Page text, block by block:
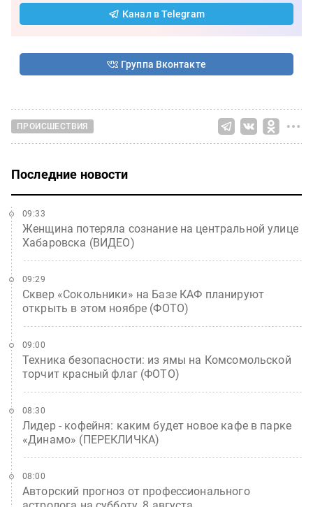
Канал в Telegram
Группа Вконтакте
ПРОИСШЕСТВИЯ
Последние новости
Женщина потеряла сознание на центральной улице
Хабаровска (ВИДЕО)
09:33
Сквер «Сокольники» на Базе КАФ планируют
открыть в этом ноябре (ФОТО)
09:29
Техника безопасности: из ямы на Комсомольской
торчит красный флаг (ФОТО)
09:00
Лидер - кофейня: каким будет новое кафе в парке
«Динамо» (ПЕРЕКЛИЧКА)
08:30
Авторский прогноз от профессионального
08:00